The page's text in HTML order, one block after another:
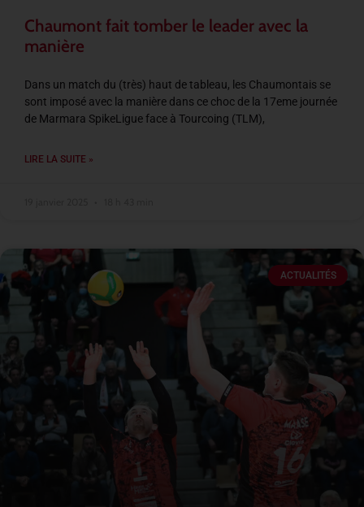
Chaumont fait tomber le leader avec la
manière
Dans un match du (très) haut de tableau, les Chaumontais se
sont imposé avec la manière dans ce choc de la 17eme journée
de Marmara SpikeLigue face à Tourcoing (TLM),
LIRE LA SUITE »
ACTUALITÉS